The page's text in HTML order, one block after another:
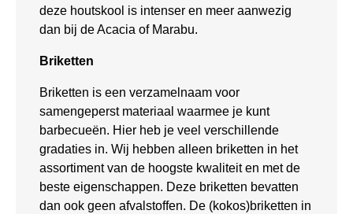
deze houtskool is intenser en meer aanwezig
dan bij de Acacia of Marabu.
Briketten
Briketten is een verzamelnaam voor
samengeperst materiaal waarmee je kunt
barbecueën. Hier heb je veel verschillende
gradaties in. Wij hebben alleen briketten in het
assortiment van de hoogste kwaliteit en met de
beste eigenschappen. Deze briketten bevatten
dan ook geen afvalstoffen. De (kokos)briketten in